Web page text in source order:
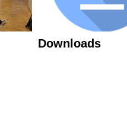
Downloads